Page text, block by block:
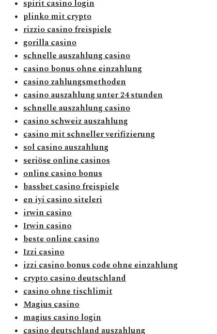
spirit casino login
plinko mit crypto
rizzio casino freispiele
gorilla casino
schnelle auszahlung casino
casino bonus ohne einzahlung
casino zahlungsmethoden
casino auszahlung unter 24 stunden
schnelle auszahlung casino
casino schweiz auszahlung
casino mit schneller verifizierung
sol casino auszahlung
seriöse online casinos
online casino bonus
bassbet casino freispiele
en iyi casino siteleri
irwin casino
Irwin casino
beste online casino
Izzi casino
izzi casino bonus code ohne einzahlung
crypto casino deutschland
casino ohne tischlimit
Magius casino
magius casino login
casino deutschland auszahlung